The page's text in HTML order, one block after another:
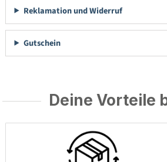
Reklamation und Widerruf
Gutschein
Deine Vorteile